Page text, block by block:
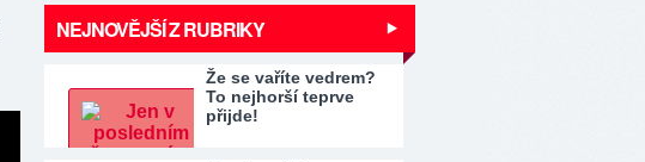
NEJNOVĚJŠÍ Z RUBRIKY
Že se vaříte vedrem?
To nejhorší teprve
přijde!